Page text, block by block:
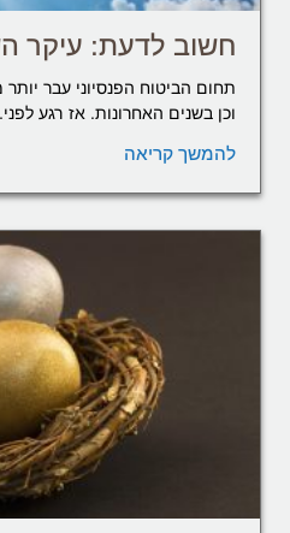
חשוב לדעת: עיקר
וכן בשנים האחרונות. אז רגע
להמשך קריאה